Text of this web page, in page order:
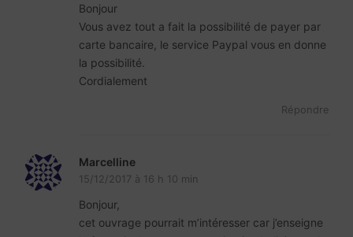
Bonjour
Vous avez tout a fait la possibilité de payer par
carte bancaire, le service Paypal vous en donne
la possibilité.
Cordialement
Répondre
Marcelline
15/12/2017 à 16 h 10 min
Bonjour,
cet ouvrage pourrait m’intéresser car j’enseigne